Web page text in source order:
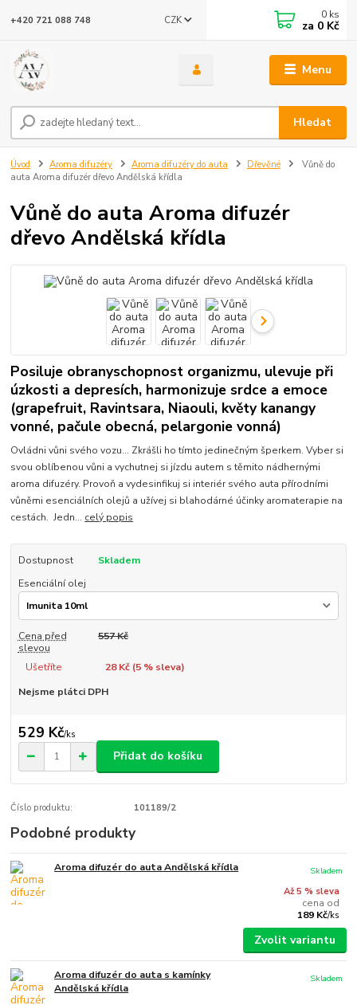
Menu
CZK
Hledat
+420 721 088 748 0 ks
za 0 Kč
Úvod Aroma difuzéry Aroma difuzéry do auta Dřevěné
Vůně do
auta Aroma difuzér dřevo Andělská křídla
Vůně do auta Aroma difuzér
dřevo Andělská křídla
Posiluje obranyschopnost organizmu, ulevuje při
úzkosti a depresích, harmonizuje srdce a emoce
(grapefruit, Ravintsara, Niaouli, květy kanangy
vonné, pačule obecná, pelargonie vonná)
Ovládni vůni svého vozu... Zkrášli ho tímto jedinečným šperkem. Vyber si
svou oblíbenou vůni a vychutnej si jízdu autem s těmito nádhernými
aroma difuzéry. Provoň a vydesinfikuj si interiér svého auta přírodními
vůněmi esenciálních olejů a užívej si blahodárné účinky aromaterapie na
cestách. Jedn... celý popis
Dostupnost
Skladem
Esenciální olej
Cena před
slevou
557 Kč
Ušetříte 28 Kč (5% sleva)
Nejsme plátci DPH
529 Kč/ks
Přidat do košíku
Číslo produktu: 101189/2
Podobné produkty
Aroma difuzér do auta Andělská křídla
Až 5 % sleva
cena od
189 Kč/ks
Skladem
Zvolit variantu
Aroma difuzér do auta s kamínky
Andělská křídla
Skladem